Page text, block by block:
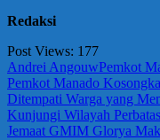
Redaksi
Post Views: 177
Andrei AngouwPemkot
Navigasi
pos
Previous
Post:
Pemkot Manado
Ditempati Warga yang
Next
Post:
Kunjungi Wilayah
Jemaat GMIM Glorya